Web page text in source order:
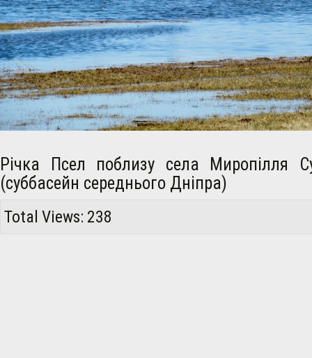
Річка Псел поблизу села Миропілля
(суббасейн середнього Дніпра)
Total Views: 238